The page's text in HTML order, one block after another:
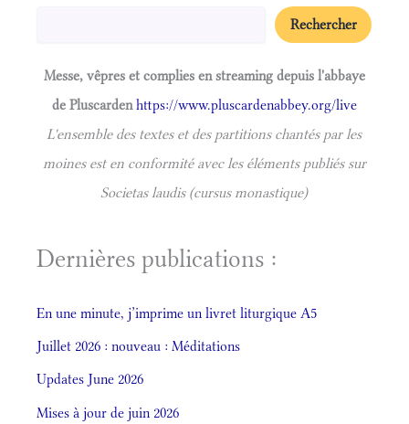
Rechercher
Messe, vêpres et complies en streaming depuis l'abbaye
de Pluscardenhttps://www.pluscardenabbey.org/live
L'ensemble des textes et des partitions chantés par les
moines est en conformité avec les éléments publiés sur
Societas laudis (cursus monastique)
Dernières publications :
En une minute, j’imprime un livret liturgique A5
Juillet 2026 : nouveau : Méditations
Updates June 2026
Mises à jour de juin 2026